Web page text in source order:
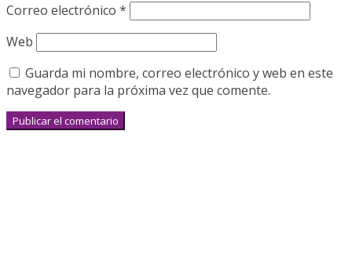
Correo electrónico *
Web
Guarda mi nombre, correo electrónico y web en este
navegador para la próxima vez que comente.